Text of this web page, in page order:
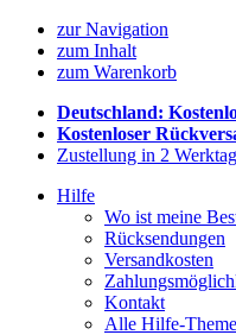
zur Navigation
zum Inhalt
zum Warenkorb
Deutschland:
Kostenloser
Zustellung in 2
Hilfe
Wo ist meine
Rücksendungen
Versandkosten
Kontakt
Alle Hilfe-